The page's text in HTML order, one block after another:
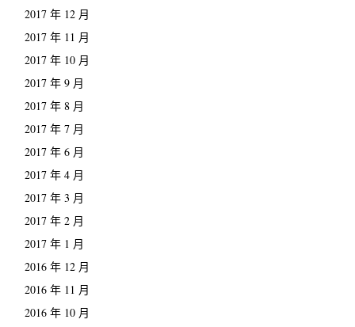
2017 年 12 月
2017 年 11 月
2017 年 10 月
2017 年 9 月
2017 年 8 月
2017 年 7 月
2017 年 6 月
2017 年 4 月
2017 年 3 月
2017 年 2 月
2017 年 1 月
2016 年 12 月
2016 年 11 月
2016 年 10 月